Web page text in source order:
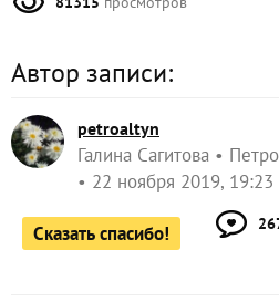
Автор записи:
petroaltyn
Галина Сагитова
22 ноября 2019, 19:23
Сказать спасибо!